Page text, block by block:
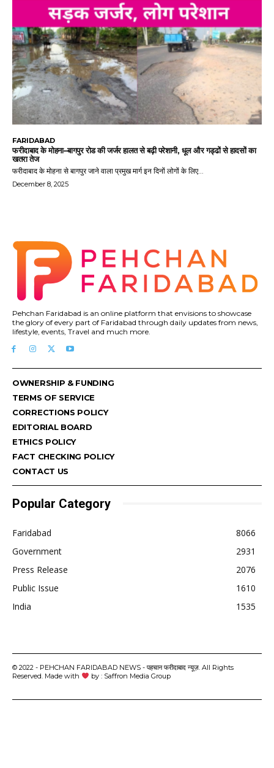
FARIDABAD
फरीदाबाद के मोहना–बागपुर रोड की जर्जर हालत से बढ़ी परेशानी, धूल और गड्ढों से हादसों का
खतरा तेज
फरीदाबाद के मोहना से बागपुर जाने वाला प्रमुख मार्ग इन दिनों लोगों के लिए...
December 8, 2025
Pehchan Faridabad is an online platform that envisions to showcase
the glory of every part of Faridabad through daily updates from news,
lifestyle, events, Travel and much more.
OWNERSHIP & FUNDING
TERMS OF SERVICE
CORRECTIONS POLICY
EDITORIAL BOARD
ETHICS POLICY
FACT CHECKING POLICY
CONTACT US
Popular Category
Faridabad
8066
Government
2931
Press Release
2076
Public Issue
1610
India
1535
© 2022 - PEHCHAN FARIDABAD NEWS - पहचान फरीदाबाद न्यूज़. All Rights
Reserved. Made with
by : Saffron Media Group